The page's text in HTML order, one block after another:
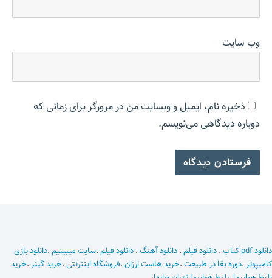
وب‌ سایت
ذخیره نام، ایمیل و وبسایت من در مرورگر برای زمانی که
دوباره دیدگاهی می‌نویسم.
دانلود pdf کتاب .دانلود فیلم.دانلود آهنگ.دانلود فیلم.سایت میبینیم.دانلود بازی
کامیپوتر .دوره بقا در طبیعت.خرید هاست ارزان.فروشگاه اینترنتی.خرید گینر .خرید